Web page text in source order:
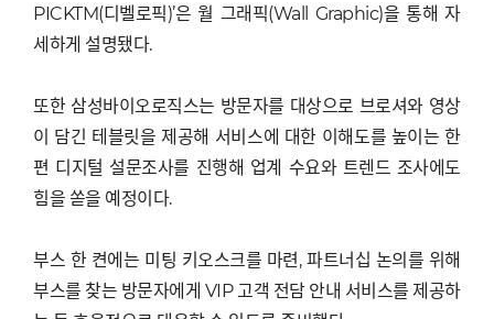
PICKTM(디벨로픽)’은 월 그래픽(Wall Graphic)을 통해 자
세하게 설명됐다.
또한 삼성바이오로직스는 방문자를 대상으로 브로셔와 영상
이 담긴 테블릿을 제공해 서비스에 대한 이해도를 높이는 한
편 디지털 설문조사를 진행해 업계 수요와 트렌드 조사에도
힘을 쏟을 예정이다.
부스 한 켠에는 미팅 키오스크를 마련, 파트너십 논의를 위해
부스를 찾는 방문자에게 VIP 고객 전담 안내 서비스를 제공하